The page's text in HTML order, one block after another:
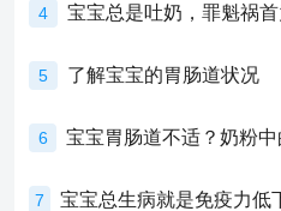
4 宝宝总是吐奶，罪魁祸首
5 了解宝宝的胃肠道状况
6
7